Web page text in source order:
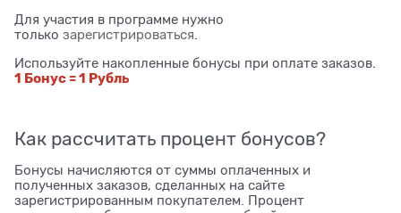
Для участия в программе нужно
только зарегистрироваться
Используйте накопленные бонусы при оплате заказов.
1 Бонус = 1 Рубль
Как рассчитать процент бонусов?
Бонусы начисляются от суммы оплаченных и
полученных заказов, сделанных на сайте
зарегистрированным покупателем. Процент